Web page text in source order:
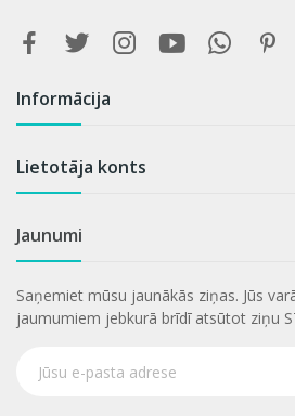
Informācija
Lietotāja konts
Jaunumi
Saņemiet mūsu jaunākās ziņas. Jūs
jaumumiem jebkurā brīdī atsūtot ziņu